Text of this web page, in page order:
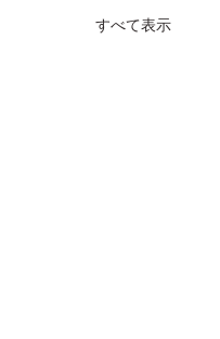
すべて表示